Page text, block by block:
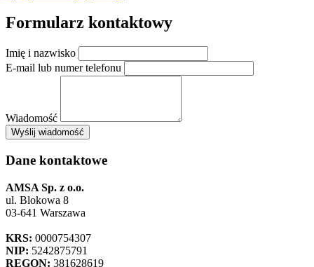
Formularz kontaktowy
Imię i nazwisko
E-mail lub numer telefonu
Wiadomość
Wyślij wiadomośćAMSA Sp. z o.o. - ul. Blokowa 8, Warszawa
+
−
Dane kontaktowe
AMSA Sp. z o.o.
ul. Blokowa 8
03-641 Warszawa
KRS: 0000754307
NIP: 5242875791
REGON: 381628619